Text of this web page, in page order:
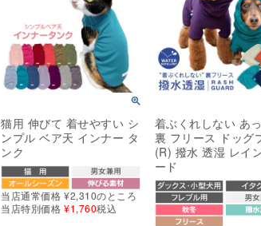
猫用 伸びて 着せやすい シ
ンプル ベア天 インナー タ
ンク
当店通常価格 ¥2,310のところ
当店特別価格 ¥1,760税込
着ぶくれしない あ
裏 フリース ドッグ
(R) 撥水 透湿 レイ
ード